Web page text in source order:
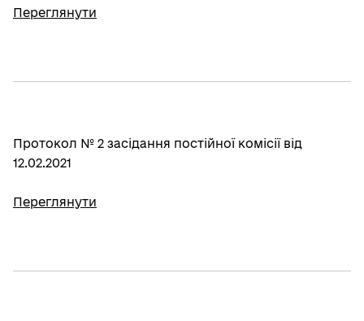
Переглянути
Протокол № 2 засідання постійної комісії від
12.02.2021
Переглянути